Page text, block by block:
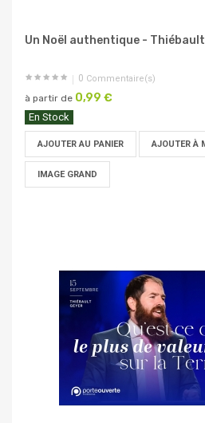
Un Noël authentique - Thiébault
0 Commentaire(s)
à partir de 0,99 €
En Stock
AJOUTER AU PANIER AJOUTER À
IMAGE GRAND